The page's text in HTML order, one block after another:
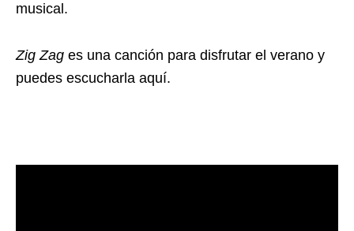
musical.
Zig Zag es una canción para disfrutar el verano y
puedes escucharla aquí.